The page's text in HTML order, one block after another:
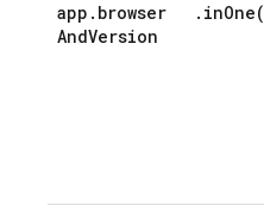
app . browser
AndVersion
. inOne(